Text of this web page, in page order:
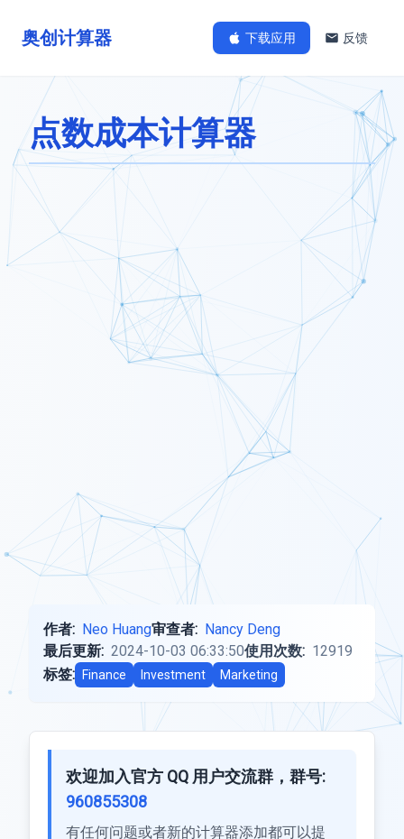
奥创计算器 下载应用 反馈
点数成本计算器
作者: Neo Huang审查者: Nancy Deng
最后更新: 2024-10-03 06:33:50使用次数: 12919
标签:
Finance Investment Marketing
欢迎加入官方 QQ 用户交流群，群号:
960855308
有任何问题或者新的计算器添加都可以提